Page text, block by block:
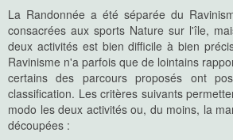
La Randonnée a été séparée du
consacrées aux sports Nature sur l'île,
deux activités est bien difficile à bien
Ravinisme n'a parfois que de lointains
certains des parcours proposés ont
classification. Les critères suivants
modo les deux activités ou, du moins, la
découpées :